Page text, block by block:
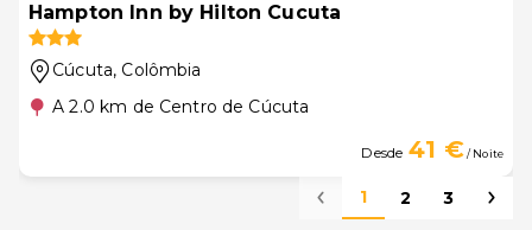
Hampton Inn by Hilton Cucuta
Cúcuta, Colômbia
A 2.0 km de Centro de Cúcuta
Desde 41 €/ Noite
1 2 3